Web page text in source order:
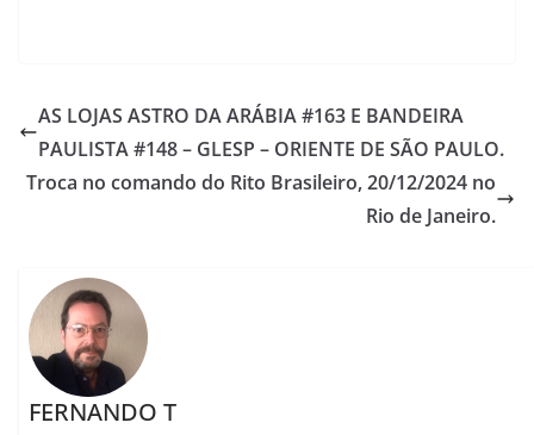
AS LOJAS ASTRO DA ARÁBIA #163 E BANDEIRA
PAULISTA #148 – GLESP – ORIENTE DE SÃO PAULO.
Troca no comando do Rito Brasileiro, 20/12/2024 no
Rio de Janeiro.
FERNANDO T